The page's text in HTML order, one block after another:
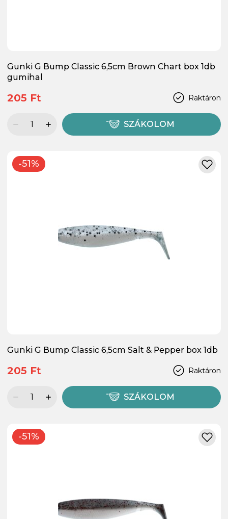
Gunki G Bump Classic 6,5cm Brown Chart box 1db
gumihal
Raktáron
205 Ft
SZÁKOLOM
-51%
Gunki G Bump Classic 6,5cm Salt & Pepper box 1db
Raktáron
205 Ft
SZÁKOLOM
-51%